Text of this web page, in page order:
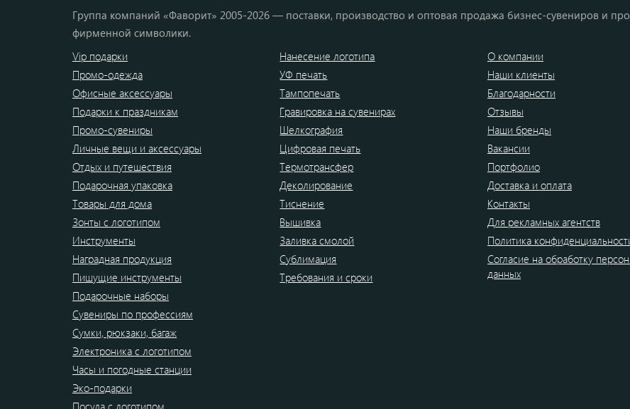
Группа компаний «Фаворит» 2005-2026 — поставки, производство и оптовая продажа бизнес-сувениров и
фирменной символики.
Vip подарки
Промо-одежда
Офисные аксессуары
Подарки к праздникам
Промо-сувениры
Личные вещи и аксессуары
Отдых и путешествия
Подарочная упаковка
Товары для дома
Зонты с логотипом
Инструменты
Наградная продукция
Пишущие инструменты
Подарочные наборы
Сувениры по профессиям
Сумки, рюкзаки, багаж
Электроника с логотипом
Часы и погодные станции
Эко-подарки
Посуда с логотипом
Нанесение логотипа
УФ печать
Тампопечать
Гравировка на сувенирах
Шелкография
Цифровая печать
Термотрансфер
Деколирование
Тиснение
Вышивка
Заливка смолой
Сублимация
Требования и сроки
О компании
Наши клиенты
Благодарности
Отзывы
Наши бренды
Вакансии
Портфолио
Доставка и оплата
Контакты
Для рекламных агентств
Политика
Согласие на обработку
данных